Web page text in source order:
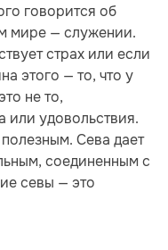
говорится об
мире — служении.
страх или если
этого — то, что у
не то,
или удовольствия.
Сева дает
соединенным с
севы — это